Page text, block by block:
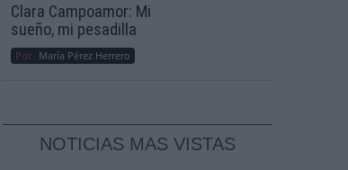
Clara Campoamor: Mi
sueño, mi pesadilla
Por María Pérez Herrero
NOTICIAS MAS VISTAS